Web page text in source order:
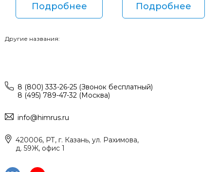
Подробнее Подробнее
Другие названия:
8 (800) 333-26-25 (Звонок бесплатный)
8 (495) 789-47-32 (Москва)
info@himrus.ru
420006, РТ, г. Казань, ул. Рахимова,
д. 59Ж, офис 1